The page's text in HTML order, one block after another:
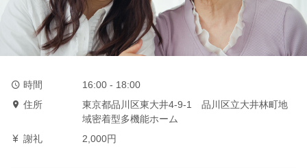
時間
16:00 - 18:00
住所
東京都品川区東大井4‐9‐1 品川区立大井林町地
域密着型多機能ホーム
謝礼
2,000円